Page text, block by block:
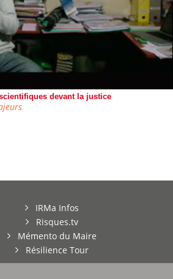
devant la justice
IRMa Infos
Risques.tv
Mémento du Maire
Résilience Tour